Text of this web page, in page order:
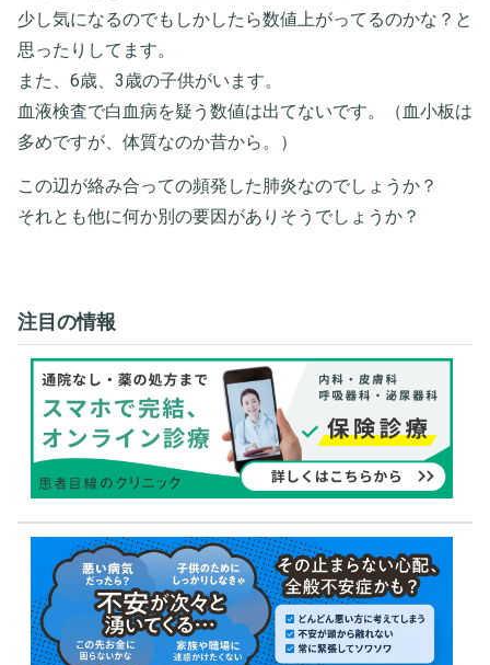
少し気になるのでもしかしたら数値上がってるのかな？と
思ったりしてます。
また、6歳、3歳の子供がいます。
血液検査で白血病を疑う数値は出てないです。（血小板は
多めですが、体質なのか昔から。）
この辺が絡み合っての頻発した肺炎なのでしょうか？
それとも他に何か別の要因がありそうでしょうか？
注目の情報